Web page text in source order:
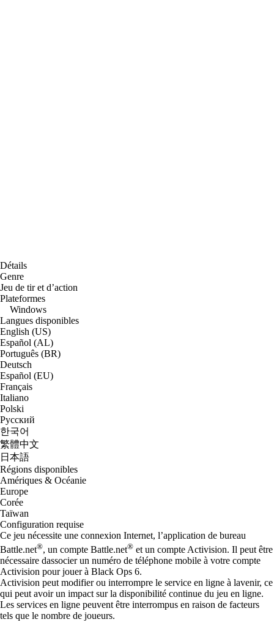
Détails
Genre
Jeu de tir et d’action
Plateformes
Windows
Langues disponibles
English (US)
Español (AL)
Português (BR)
Deutsch
Español (EU)
Français
Italiano
Polski
Русский
한국어
繁體中文
日本語
Régions disponibles
Amériques & Océanie
Europe
Corée
Taïwan
Configuration requise
Ce jeu nécessite une connexion Internet, l’application de bureau
Battle.net®, un compte Battle.net® et un compte Activision. Il peut être
nécessaire dassocier un numéro de téléphone mobile à votre compte
Activision pour jouer à Black Ops 6.
Activision peut modifier ou interrompre le service en ligne à lavenir, ce
qui peut avoir un impact sur la disponibilité continue du jeu en ligne.
Les services en ligne peuvent être interrompus en raison de facteurs
tels que le nombre de joueurs.